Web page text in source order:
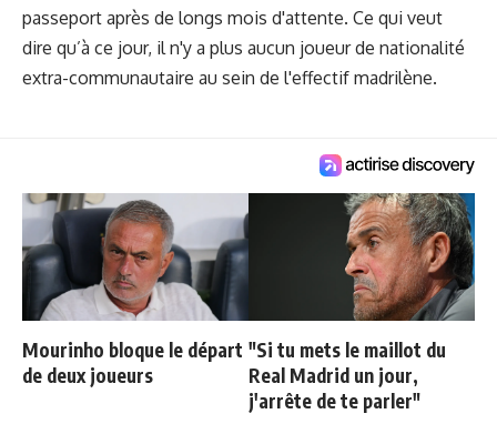
passeport après de longs mois d'attente. Ce qui veut
dire qu’à ce jour, il n'y a plus aucun joueur de nationalité
extra-communautaire au sein de l'effectif madrilène.
Mourinho bloque le départ
de deux joueurs
"Si tu mets le maillot du
Real Madrid un jour,
j'arrête de te parler"